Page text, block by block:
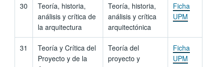
30
Teoría, historia,
análisis y crítica de
la arquitectura
Teoría, historia,
análisis y crítica
arquitectónica
Ficha
UPM
31
Teoría y Crítica del
Proyecto y de la
Teoría del
proyecto y
Ficha
UPM